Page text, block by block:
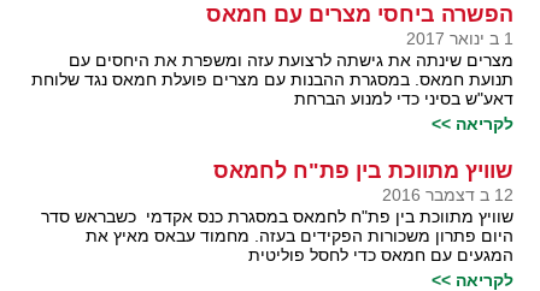
הפשרה ביחסי מצרים עם חמאס
1 ב ינואר 2017
מצרים שינתה את גישתה לרצועת עזה ומשפרת את היחסים עם
תנועת חמאס. במסגרת ההבנות עם מצרים פועלת חמאס נגד שלוחת
דאע"ש בסיני כדי למנוע הברחת
לקריאה >>
שוויץ מתווכת בין פת"ח לחמאס
12 ב דצמבר 2016
שוויץ מתווכת בין פת"ח לחמאס במסגרת כנס אקדמי כשבראש סדר
היום פתרון משכורות הפקידים בעזה. מחמוד עבאס מאיץ את
המגעים עם חמאס כדי לחסל פוליטית
לקריאה >>